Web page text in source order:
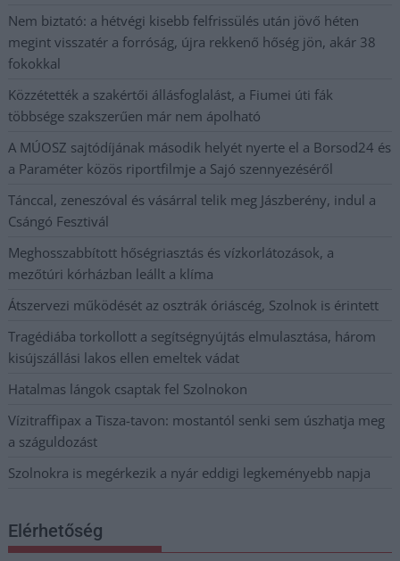
Nem biztató: a hétvégi kisebb felfrissülés után jövő héten
megint visszatér a forróság, újra rekkenő hőség jön, akár 38
fokokkal
Közzétették a szakértői állásfoglalást, a Fiumei úti fák
többsége szakszerűen már nem ápolható
A MÚOSZ sajtódíjának második helyét nyerte el a Borsod24 és
a Paraméter közös riportfilmje a Sajó szennyezéséről
Tánccal, zeneszóval és vásárral telik meg Jászberény, indul a
Csángó Fesztivál
Meghosszabbított hőségriasztás és vízkorlátozások, a
mezőtúri kórházban leállt a klíma
Átszervezi működését az osztrák óriáscég, Szolnok is érintett
Tragédiába torkollott a segítségnyújtás elmulasztása, három
kisújszállási lakos ellen emeltek vádat
Hatalmas lángok csaptak fel Szolnokon
Vízitraffipax a Tisza-tavon: mostantól senki sem úszhatja meg
a száguldozást
Szolnokra is megérkezik a nyár eddigi legkeményebb napja
Elérhetőség